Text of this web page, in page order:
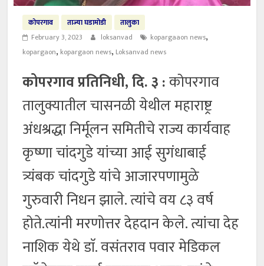
कोपरगाव ताज्या घडामोडी
तालुका
February 3, 2023
loksanvad kopargaaon news,
kopargaon, kopargaon news, Loksanvad news
कोपरगाव प्रतिनिधी, दि. ३ :कोपरगाव
तालुक्यातील चासनळी येथील महाराष्ट्र
अंधश्रद्धा निर्मूलन समितीचे राज्य कार्यवाह
कृष्णा चांदगुडे यांच्या आई सुगंधाबाई
त्र्यंबक चांदगुडे यांचे आजारपणामुळे
गुरुवारी निधन झाले. त्यांचे वय ८३ वर्ष
होते.त्यांनी मरणोत्तर देहदान केले. त्यांचा देह
नाशिक येथे डाॅ. वसंतराव पवार मेडिकल